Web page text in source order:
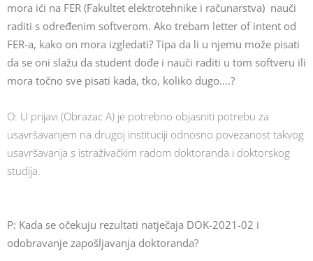
mora ići na FER (Fakultet elektrotehnike i računarstva) nauči
raditi s određenim softverom. Ako trebam letter of intent od
FER-a, kako on mora izgledati? Tipa da li u njemu može pisati
da se oni slažu da student dođe i nauči raditi u tom softveru ili
mora točno sve pisati kada, tko, koliko dugo….?
O: U prijavi (Obrazac A) je potrebno objasniti potrebu za
usavršavanjem na drugoj instituciji odnosno povezanost takvog
usavršavanja s istraživačkim radom doktoranda i doktorskog
studija.
P: Kada se očekuju rezultati natječaja DOK-2021-02 i
odobravanje zapošljavanja doktoranda?